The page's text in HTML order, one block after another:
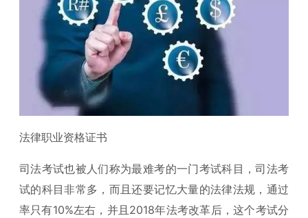
法律职业资格证书
司法考试也被人们称为最难考的一门考试科目，司法考
试的科目非常多，而且还要记忆大量的法律法规，通过
率只有10%左右，并且2018年法考改革后，这个考试分